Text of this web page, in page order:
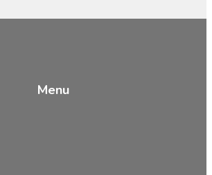
Menu